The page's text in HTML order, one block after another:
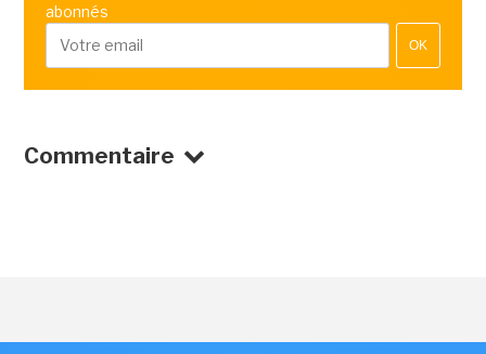
abonnés
OK
Commentaire